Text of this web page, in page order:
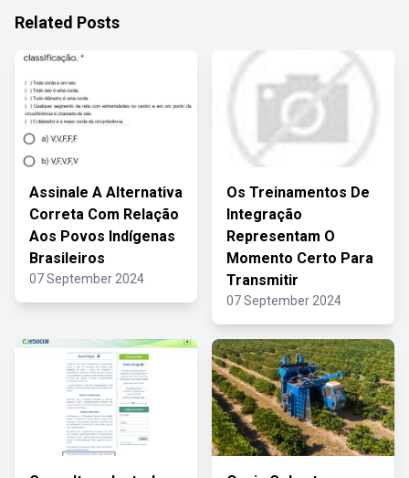
Related Posts
Assinale A Alternativa
Correta Com Relação
Aos Povos Indígenas
Brasileiros
07 September 2024
Os Treinamentos De
Integração
Representam O
Momento Certo Para
Transmitir
07 September 2024